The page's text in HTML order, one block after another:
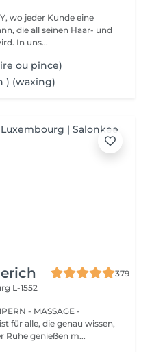
wo jeder Kunde eine
die all seinen Haar- und
In uns...
ou pince)
) (waxing)
379
L-1552
- MASSAGE -
Ruhe genießen m...